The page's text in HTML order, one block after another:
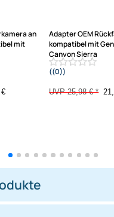
OEM
an
-17,8%
Adapter